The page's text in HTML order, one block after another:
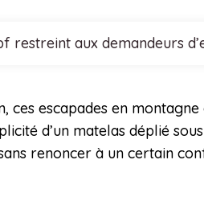
restreint aux demandeurs
ces escapades en
d’un matelas déplié
renoncer à un certain